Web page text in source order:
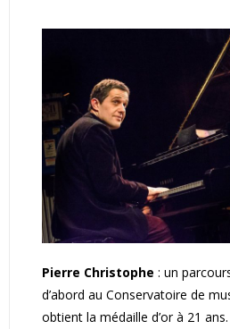
Pierre Christophe : un
d’abord au Conservatoire de
obtient la médaille d’or à 21